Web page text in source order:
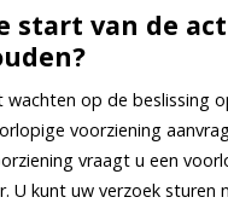
start van de
wachten op de beslissing
voorziening
vraagt u een
U kunt uw verzoek sturen